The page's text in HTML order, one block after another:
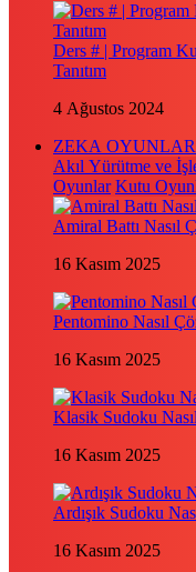
Ders # | Program
Tanıtım
4 Ağustos 2024
ZEKA
Akıl Yürütme ve
Oyunlar Kutu
Amiral Battı Nasıl
16 Kasım 2025
Pentomino Nasıl
16 Kasım 2025
Klasik Sudoku
16 Kasım 2025
Ardışık Sudoku
16 Kasım 2025